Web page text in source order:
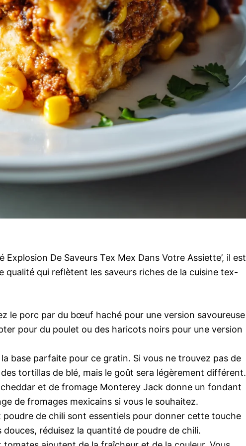
Explosion De Saveurs Tex Mex Dans Votre Assiette’, il est
qualité qui reflètent les saveurs riches de la cuisine tex-
le porc par du bœuf haché pour une version savoureuse
pour du poulet ou des haricots noirs pour une version
base parfaite pour ce gratin. Si vous ne trouvez pas de
tortillas de blé, mais le goût sera légèrement différent.
et de fromage Monterey Jack donne un fondant
de fromages mexicains si vous le souhaitez.
poudre de chili sont essentiels pour donner cette touche
douces, réduisez la quantité de poudre de chili.